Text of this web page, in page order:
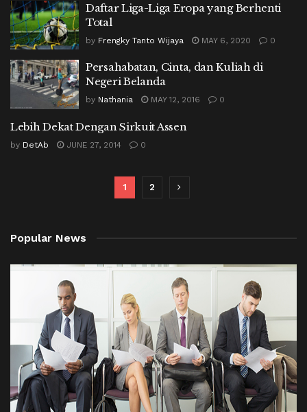
Daftar Liga-Liga Eropa yang Berhenti
Total
by Frengky Tanto Wijaya MAY 6, 2020 0
Persahabatan, Cinta, dan Kuliah di
Negeri Belanda
by Nathania MAY 12, 2016 0
Lebih Dekat Dengan Sirkuit Assen
by DetAb JUNE 27, 2014 0
1 2
Popular News